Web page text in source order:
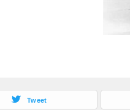
Tweet